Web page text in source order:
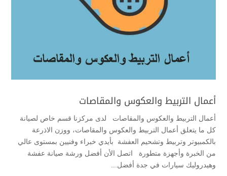
أعمال التربيط والعكوس والمقاصات
أعمال التربيط والعكوس والمقاصات لدى مركزنا قسم خاص لصيانة
كل ما يتعلق أعمال التربيط والعكوس والمقاصات، ووزن الاذرعة
بالكمبيوتر وتربيط وتشحيم العفشة بأيدي خبراء وفنيين بمستوى عالي
من الخبرة وأجهزة متطورة اتصل الأن أفضل ورشة صيانة عفشة
وهيدروليك سيارات في جدة أفضل...